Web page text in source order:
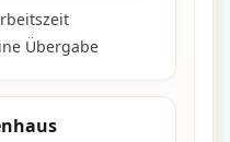
Übergabe